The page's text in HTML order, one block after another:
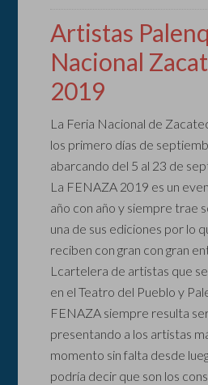
Artistas
Nacional
2019
La Feria Nacional de
los primero días de
abarcando del 5 al 23 de
La FENAZA 2019 es un
año con año y siempre trae
una de sus ediciones por lo
reciben con gran con gran
Lcartelera de artistas que
en el Teatro del Pueblo y
FENAZA siempre resulta
presentando a los artistas
momento sin falta desde
podría decir que son los